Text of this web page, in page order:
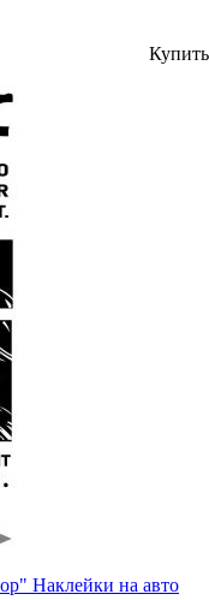
Купить
Наклейки на авто